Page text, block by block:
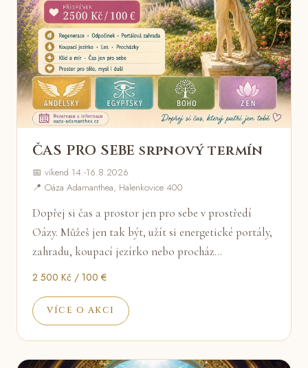
ČAS PRO SEBE srpnový termín
📅 víkend 14.-16.8.2026
📍 Oáza Adamanthea, Halenkovice 400
Dopřej si čas a prostor jen pro sebe v prostředí
Oázy. Můžeš jen tak být, užít si energetické portály,
zahradu, koupací jezírko nebo procház…
2 500 Kč / 100 €
VÍCE O AKCI